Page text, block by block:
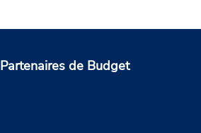
Partenaires de Budget